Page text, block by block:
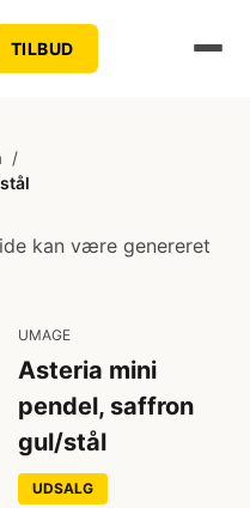
TILBUD
/
kan være genereret
UMAGE
Asteria mini
pendel, saffron
gul/stål
UDSALG